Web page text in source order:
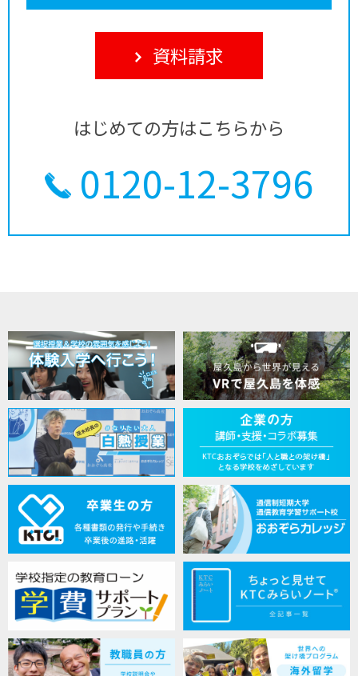
資料請求
はじめての方はこちらから
0120-12-3796